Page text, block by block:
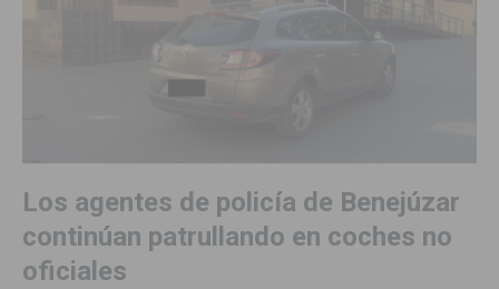
Los agentes de policía de Benejúzar
continúan patrullando en coches no
oficiales